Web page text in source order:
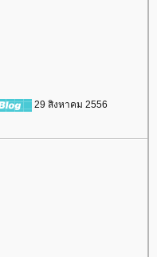
29 สิงหาคม 2556